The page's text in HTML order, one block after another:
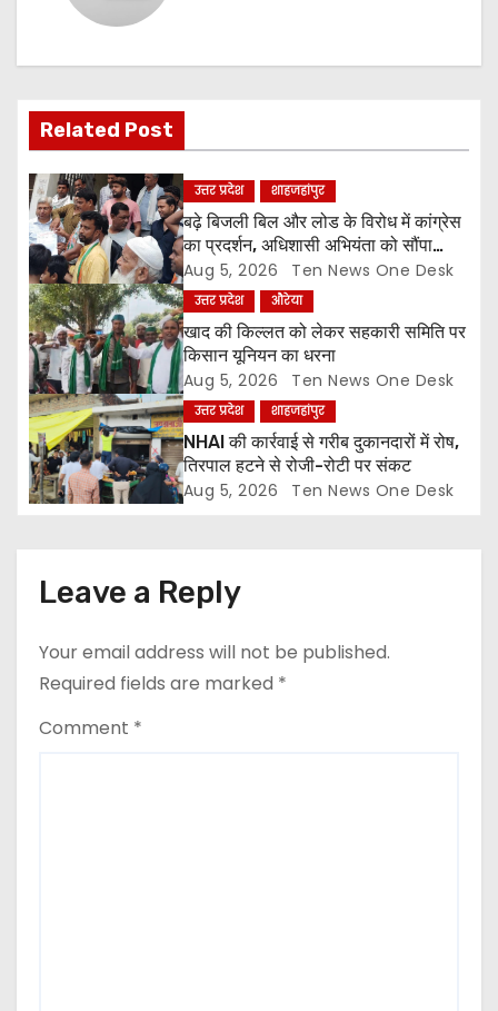
i
g
a
t
i
o
n
Related Post
उत्तर प्रदेश शाहजहांपुर
बढ़े बिजली बिल और लोड के विरोध में कांग्रेस
का प्रदर्शन, अधिशासी अभियंता को सौंपा
ज्ञापन
Aug 5, 2026 Ten News One Desk
उत्तर प्रदेश औरेया
खाद की किल्लत को लेकर सहकारी समिति पर
किसान यूनियन का धरना
Aug 5, 2026 Ten News One Desk
उत्तर प्रदेश शाहजहांपुर
NHAI की कार्रवाई से गरीब दुकानदारों में रोष,
तिरपाल हटने से रोजी-रोटी पर संकट
Aug 5, 2026 Ten News One Desk
Leave a Reply
Your email address will not be published.
Required fields are marked *
Comment *